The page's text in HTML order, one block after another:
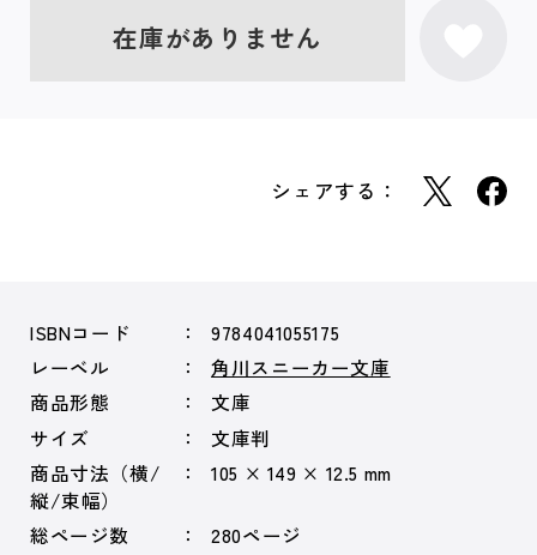
在庫がありません
シェアする：
ISBNコード
9784041055175
レーベル
角川スニーカー文庫
商品形態
文庫
サイズ
文庫判
商品寸法（横/
縦/束幅）
105 × 149 × 12.5 mm
総ページ数
280ページ